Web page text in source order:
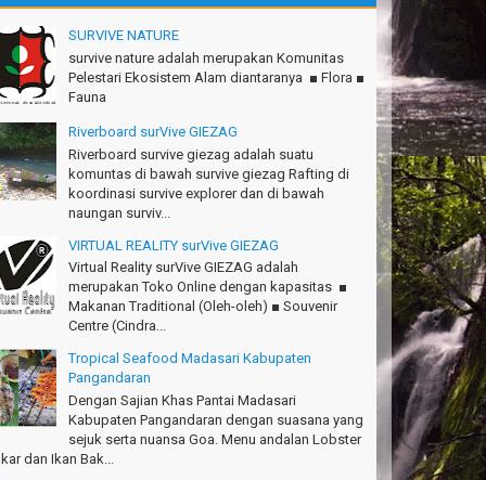
mantap, Thanks gan!
Sinaga - Lampung
seru banget
- Bekasi
seru, Amazing gmana?!
- Cimahi
Gn.Ciremai mantap
- Surabaya
canyon Amazing
- Singapore
Team surVive atas panduan wisata Kabupaten
- Depok
kang Arief, Citumang seru!
- Garut
surVive GIEZAG telah menemani kami ke
Salam lestari!
SURVIVE NATURE
survive nature adalah merupakan Komunitas
Pelestari Ekosistem Alam diantaranya ■ Flora ■
Fauna
Riverboard surVive GIEZAG
Riverboard survive giezag adalah suatu
komuntas di bawah survive giezag Rafting di
koordinasi survive explorer dan di bawah
naungan surviv...
VIRTUAL REALITY surVive GIEZAG
Virtual Reality surVive GIEZAG adalah
merupakan Toko Online dengan kapasitas ■
Makanan Traditional (Oleh-oleh) ■ Souvenir
Centre (Cindra...
Tropical Seafood Madasari Kabupaten
Pangandaran
Dengan Sajian Khas Pantai Madasari
Kabupaten Pangandaran dengan suasana yang
sejuk serta nuansa Goa. Menu andalan Lobster
dan Ikan Bak...